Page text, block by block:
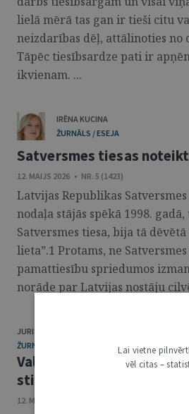
lielā mērā tas gan ir tieši citu
neizdarības dēļ, attālinoties
Tāpēc tiesībsardze pati ir
ikvienam. ...
IRĒNA KUCINA
ŽURNĀLS / ESEJA
Satversmes tiesas
12. MAIJS 2026 • NR. 5 (1423)
Latvijas Republikas
nodaļa stājās spēkā 1998.
Satversmes tiesa, bija tā
lieta”.1 Protams, ne
pamattiesību spriedumos
norāde par Latvijas nostāju
JURISTA VĀRDS
ŽURNĀLS / NOTIKUMS
Valsts augstākais
stiprināšanu
12. MAIJS 2026 • NR. 5 (1423)
Lai vietne
vēl citas –